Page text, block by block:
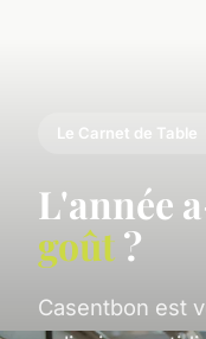
Le Carnet de Table
L'année
goût?
Casentbon est